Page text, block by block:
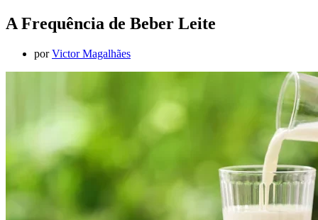
A Frequência de Beber Leite
porVictor Magalhães